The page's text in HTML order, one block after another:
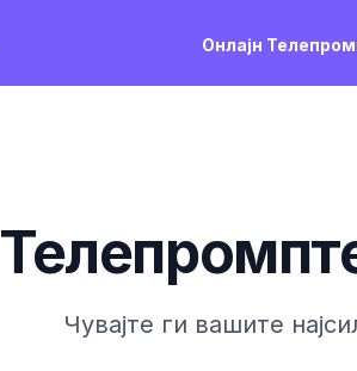
Онлајн
Чувајте ги вашите